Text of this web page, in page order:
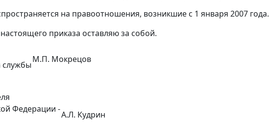
на правоотношения, возникшие с 1 января 2007 года.
приказа оставляю за собой.
службы
М.П. Мокрецов
Федерации -
А.Л. Кудрин